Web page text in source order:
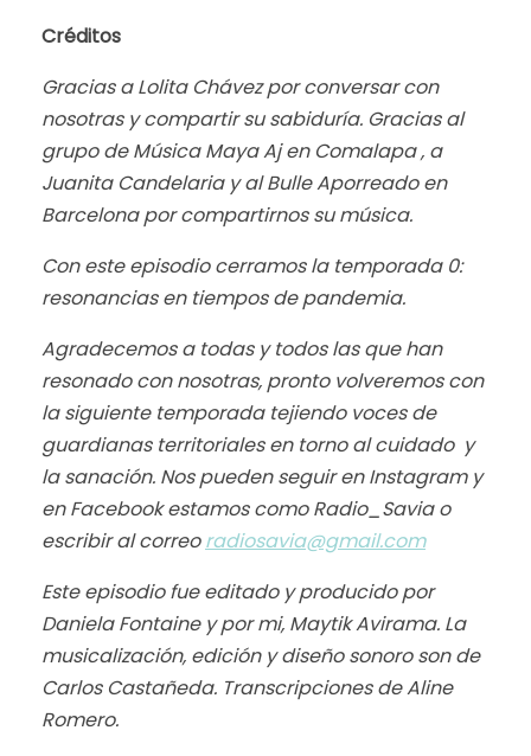
Créditos
Gracias a Lolita Chávez por conversar con
nosotras y compartir su sabiduría. Gracias al
grupo de Música Maya Aj en Comalapa , a
Juanita Candelaria y al Bulle Aporreado en
Barcelona por compartirnos su música.
Con este episodio cerramos la temporada 0:
resonancias en tiempos de pandemia.
Agradecemos a todas y todos las que han
resonado con nosotras, pronto volveremos con
la siguiente temporada tejiendo voces de
guardianas territoriales en torno al cuidado y
la sanación. Nos pueden seguir en Instagram y
en Facebook estamos como Radio_Savia o
escribir al correoradiosavia@gmail.com
Este episodio fue editado y producido por
Daniela Fontaine y por mi, Maytik Avirama. La
musicalización, edición y diseño sonoro son de
Carlos Castañeda. Transcripciones de Aline
Romero.